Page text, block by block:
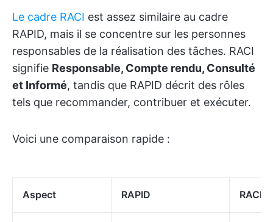
Le cadre RACI est assez similaire au cadre
RAPID, mais il se concentre sur les personnes
responsables de la réalisation des tâches. RACI
signifie Responsable, Compte rendu, Consulté
et Informé, tandis que RAPID décrit des rôles
tels que recommander, contribuer et exécuter.
Voici une comparaison rapide :
Aspect RAPID RACI